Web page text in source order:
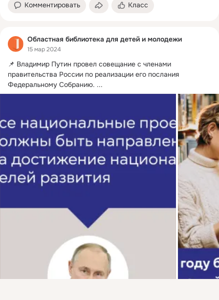
Комментировать Класс
Областная библиотека для детей и молодежи
15 мар 2024
📌 Владимир Путин провел совещание с членами
правительства России по реализации его послания
Федеральному Собранию. ...